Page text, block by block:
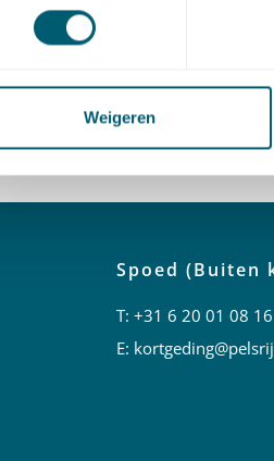
Weigeren
Spoed (Buiten
T: +31 6 20 01 08 16
E: